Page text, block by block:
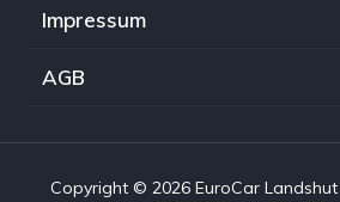
Impressum
AGB
Copyright © 2026 EuroCar Landshut